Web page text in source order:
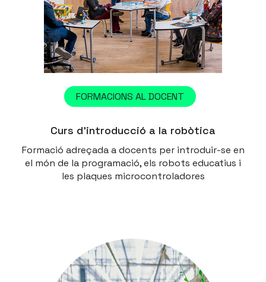
FORMACIONS AL DOCENT
Curs d’introducció a la robòtica
Formació adreçada a docents per introduir-se en
el món de la programació, els robots educatius i
les plaques microcontroladores